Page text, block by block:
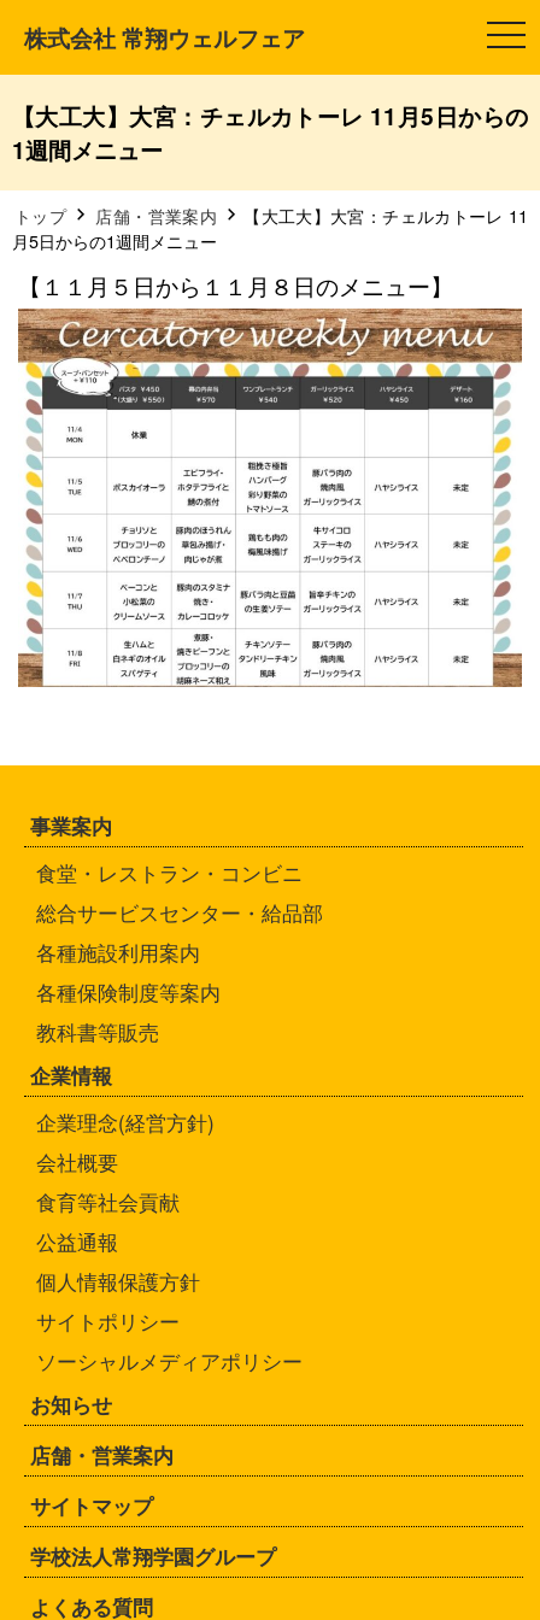
株式会社 常翔ウェルフェア
t
o
e
i
g
a
【大工大】大宮：チェルカトーレ 11月5日からの
1週間メニュー
トップ 店舗・営業案内
【大工大】大宮：チェルカトーレ 11
月5日からの1週間メニュー
【１１月５日から１１月８日のメニュー】
事業案内
食堂・レストラン・コンビニ
総合サービスセンター・給品部
各種施設利用案内
各種保険制度等案内
教科書等販売
企業情報
企業理念(経営方針)
会社概要
食育等社会貢献
公益通報
個人情報保護方針
サイトポリシー
ソーシャルメディアポリシー
お知らせ
店舗・営業案内
サイトマップ
学校法人常翔学園グループ
よくある質問